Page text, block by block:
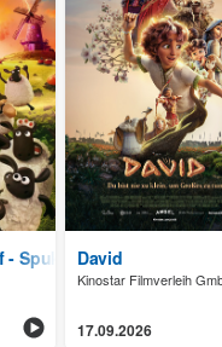
Spuk im Kürbisfeld
David
Kinostar Filmverleih
17.09.2026